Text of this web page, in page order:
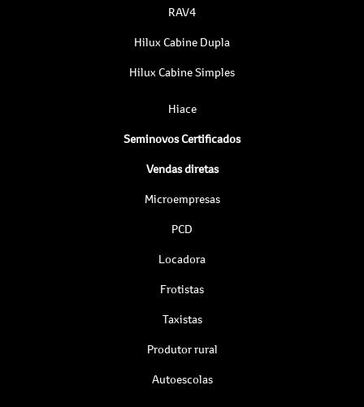
RAV4
Hilux Cabine Dupla
Hilux Cabine Simples
Hiace
Seminovos Certificados
Vendas diretas
Microempresas
PCD
Locadora
Frotistas
Taxistas
Produtor rural
Autoescolas